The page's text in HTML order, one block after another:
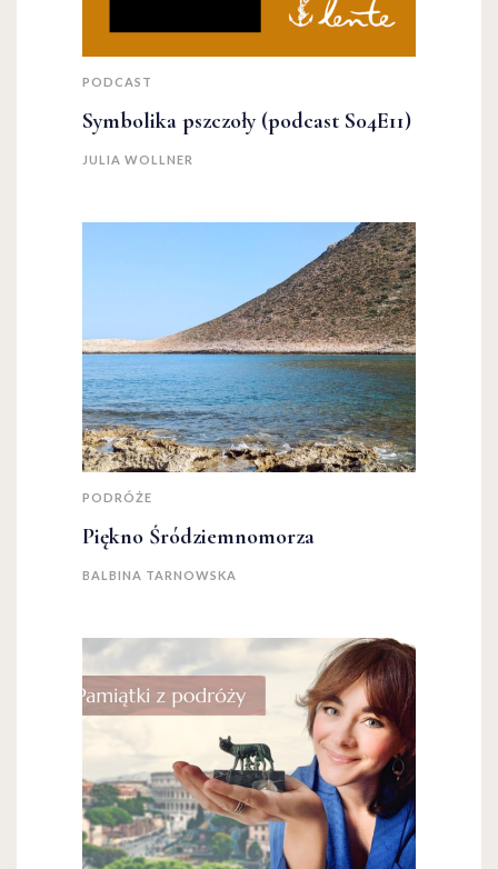
PODCAST
Symbolika pszczoły (podcast S04E11)
JULIA WOLLNER
PODRÓŻE
Piękno Śródziemnomorza
BALBINA TARNOWSKA